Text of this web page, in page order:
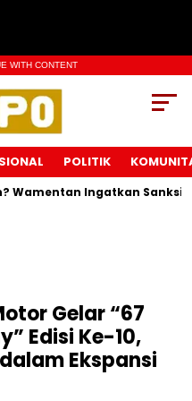
WITH CONTENT
POLITIK
Ingatkan Sanksi
Gelar “67
Edisi Ke-10,
Ekspansi